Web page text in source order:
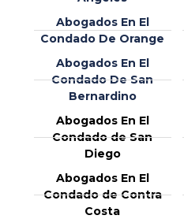
Abogados En El
Condado De Orange
Abogados En El
Condado De San
Bernardino
Abogados En El
Condado de San
Diego
Abogados En El
Condado de Contra
Costa